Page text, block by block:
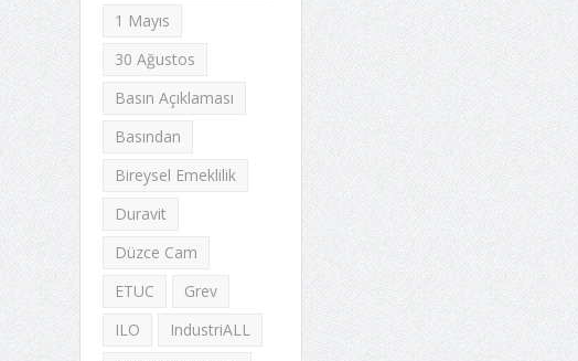
1 Mayıs
30 Ağustos
Basın Açıklaması
Basından
Bireysel Emeklilik
Duravit
Düzce Cam
ETUC
Grev
ILO
IndustriALL